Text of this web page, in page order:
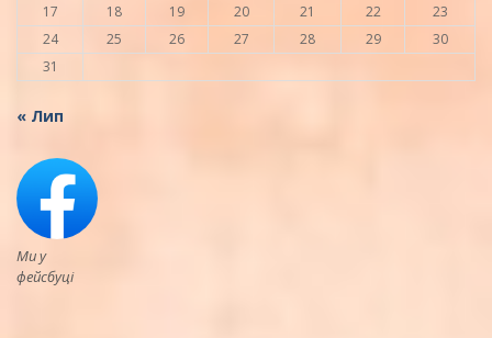
17
18 19 20 21 22
23
24
25 26 27 28 29
30
31
« Лип
Ми у
фейсбуці